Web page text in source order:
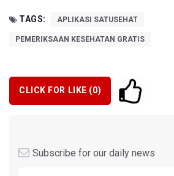
TAGS: APLIKASI SATUSEHAT
PEMERIKSAAN KESEHATAN GRATIS
CLICK FOR LIKE (0)
Subscribe for our daily news